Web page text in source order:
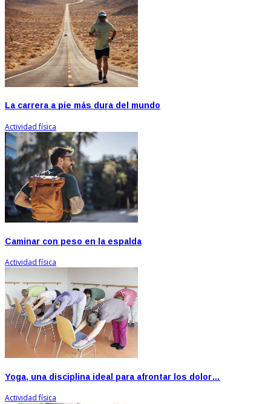
La carrera a pie más dura del mundo
Actividad física
Caminar con peso en la espalda
Actividad física
Yoga, una disciplina ideal para afrontar los dolor…
Actividad física